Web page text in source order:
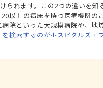
られます。この2つの違いを知
以上の病床を持つ医療機関の
院といった大規模病院や、地
を検索するのがホスピタルズ・